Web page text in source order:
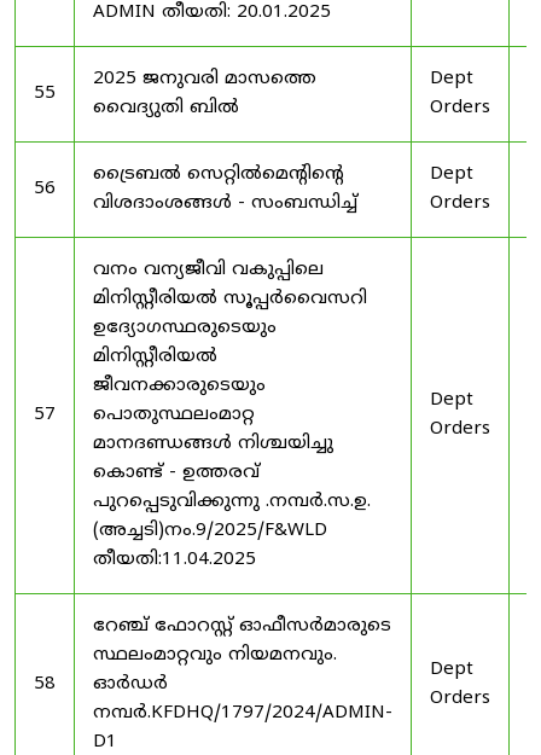
ADMIN തീയതി: 20.01.2025
55
2025 ജനുവരി മാസത്തെ
വൈദ്യുതി ബിൽ
Dept
Orders
56
ട്രൈബൽ സെറ്റിൽമെൻ്റിൻ്റെ
വിശദാംശങ്ങൾ - സംബന്ധിച്ച്
Dept
Orders
57
വനം വന്യജീവി വകുപ്പിലെ
മിനിസ്റ്റീരിയൽ സൂപ്പർവൈസറി
ഉദ്യോഗസ്ഥരുടെയും
മിനിസ്റ്റീരിയൽ
ജീവനക്കാരുടെയും
പൊതുസ്ഥലംമാറ്റ
മാനദണ്ഡങ്ങൾ നിശ്ചയിച്ചു
കൊണ്ട് - ഉത്തരവ്
പുറപ്പെടുവിക്കുന്നു .നമ്പർ.സ.ഉ.
(അച്ചടി)നം.9/2025/F&WLD
തീയതി:11.04.2025
Dept
Orders
58
റേഞ്ച് ഫോറസ്റ്റ് ഓഫീസർമാരുടെ
സ്ഥലംമാറ്റവും നിയമനവും.
ഓർഡർ
നമ്പർ.KFDHQ/1797/2024/ADMIN-
D1
Dept
Orders